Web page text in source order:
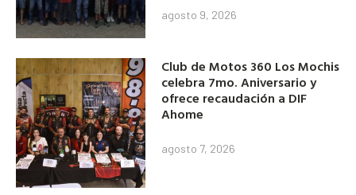
agosto 9, 2026
Club de Motos 360 Los Mochis
celebra 7mo. Aniversario y
ofrece recaudación a DIF
Ahome
agosto 7, 2026